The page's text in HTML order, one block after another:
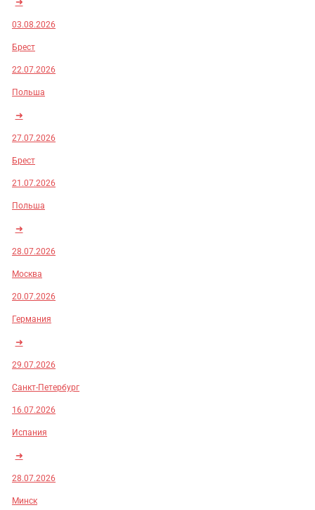
03.08.2026
Брест
22.07.2026
Польша
➜
27.07.2026
Брест
21.07.2026
Польша
➜
28.07.2026
Москва
20.07.2026
Германия
➜
29.07.2026
Санкт-Петербург
16.07.2026
Испания
➜
28.07.2026
Минск